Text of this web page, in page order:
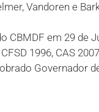
Vandoren e
CBMDF em 29 de
1996, CAS
Governador